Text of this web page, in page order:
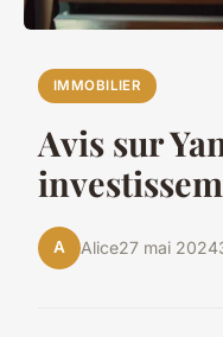
IMMOBILIER
Avis sur
A Alice27 mai 2024